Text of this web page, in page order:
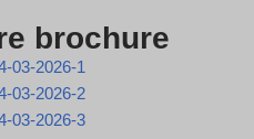
brochure